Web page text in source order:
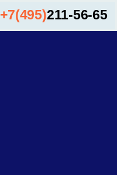
+7(495)211-56-65